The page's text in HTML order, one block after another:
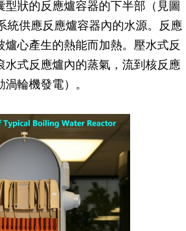
型狀的反應爐容器的下半部（見圖
統供應反應爐容器內的水源。反應
爐心產生的熱能而加熱。壓水式反
水式反應爐內的蒸氣，流到核反應
輪機發電）。